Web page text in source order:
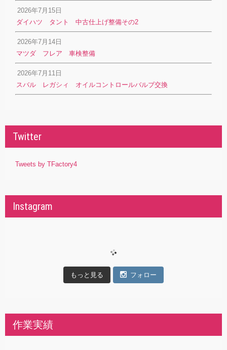
2026年7月15日
ダイハツ タント 中古仕上げ整備その2
2026年7月14日
マツダ フレア 車検整備
2026年7月11日
スバル レガシィ オイルコントロールバルブ交換
Twitter
Tweets by TFactory4
Instagram
もっと見る フォロー
作業実績